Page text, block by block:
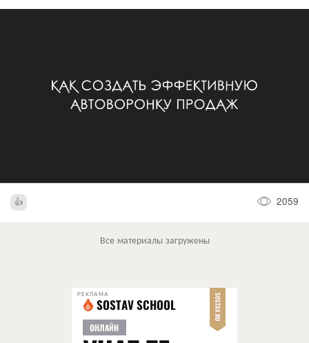
2059
Все материалы загружены
РЕКЛАМА